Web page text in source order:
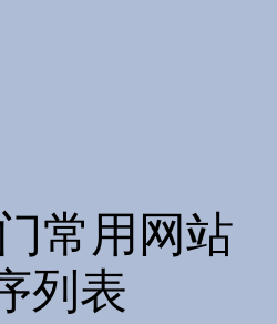
常用网站
列表